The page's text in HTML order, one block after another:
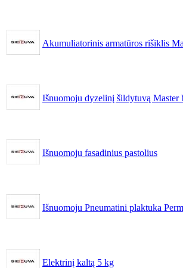
Akumuliatorinis armatūros rišiklis
Išnuomoju dyzelinį šildytuvą Master
Išnuomoju fasadinius pastolius
Išnuomoju Pneumatini plaktuka
Elektrinį kaltą 5 kg